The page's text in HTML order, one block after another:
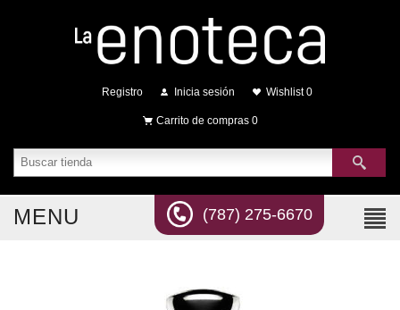
Registro Inicia sesión Wishlist 0
Carrito de compras 0
(787) 275-6670
MENU